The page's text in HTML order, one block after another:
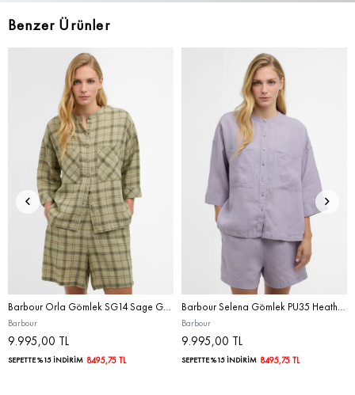
Benzer Ürünler
Barbour Orla Gömlek SG14 Sage Green Tartan
Barbour
9.995,00 TL
SEPETTE %15 İNDİRİM 8495,75 TL
Barbour Selena Gömlek PU35 Heather Mist
Barbour
9.995,00 TL
SEPETTE %15 İNDİRİM 8495,75 TL